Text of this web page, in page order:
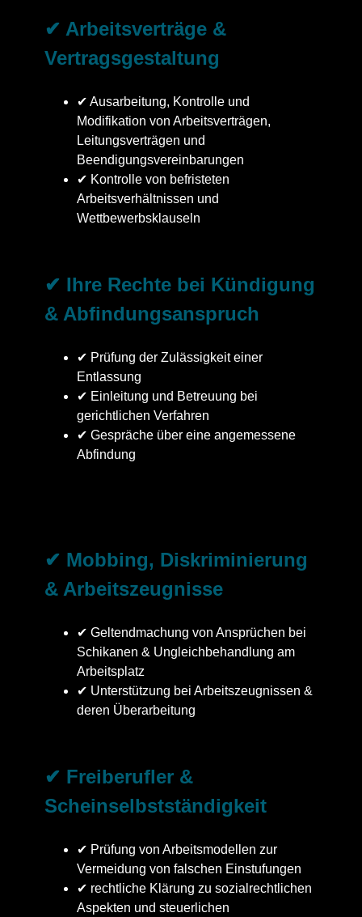
✔ Arbeitsverträge &
Vertragsgestaltung
✔ Ausarbeitung, Kontrolle und
Modifikation von Arbeitsverträgen,
Leitungsverträgen und
Beendigungsvereinbarungen
✔ Kontrolle von befristeten
Arbeitsverhältnissen und
Wettbewerbsklauseln
✔ Ihre Rechte bei Kündigung
& Abfindungsanspruch
✔ Prüfung der Zulässigkeit einer
Entlassung
✔ Einleitung und Betreuung bei
gerichtlichen Verfahren
✔ Gespräche über eine angemessene
Abfindung
✔ Mobbing, Diskriminierung
& Arbeitszeugnisse
✔ Geltendmachung von Ansprüchen bei
Schikanen & Ungleichbehandlung am
Arbeitsplatz
✔ Unterstützung bei Arbeitszeugnissen &
deren Überarbeitung
✔ Freiberufler &
Scheinselbstständigkeit
✔ Prüfung von Arbeitsmodellen zur
Vermeidung von falschen Einstufungen
✔ rechtliche Klärung zu sozialrechtlichen
Aspekten und steuerlichen